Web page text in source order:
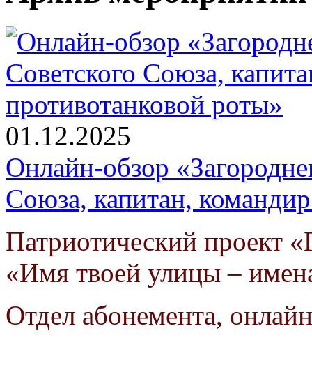
01.12.2025
Онлайн-обзор
Союза, капитан,
Патриотический проект
«Имя твоей улицы –
Отдел абонемента,